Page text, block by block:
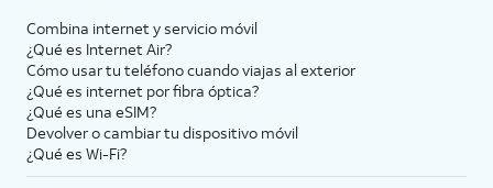
Combina internet y servicio móvil
¿Qué es Internet Air?
Cómo usar tu teléfono cuando viajas al exterior
¿Qué es internet por fibra óptica?
¿Qué es una eSIM?
Devolver o cambiar tu dispositivo móvil
¿Qué es Wi-Fi?